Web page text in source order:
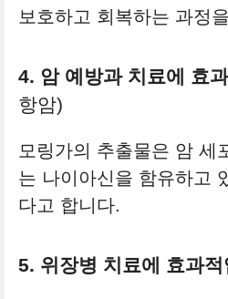
보호하고 회복하는 과정
4. 암 예방과 치료에 효
항암)
모링가의 추출물은 암 세
는 나이아신을 함유하고
다고 합니다.
5. 위장병 치료에 효과적